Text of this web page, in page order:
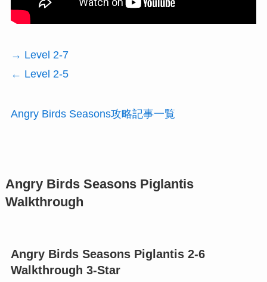
→ Level 2-7
← Level 2-5
Angry Birds Seasons攻略記事一覧
Angry Birds Seasons Piglantis
Walkthrough
Angry Birds Seasons Piglantis 2-6
Walkthrough 3-Star